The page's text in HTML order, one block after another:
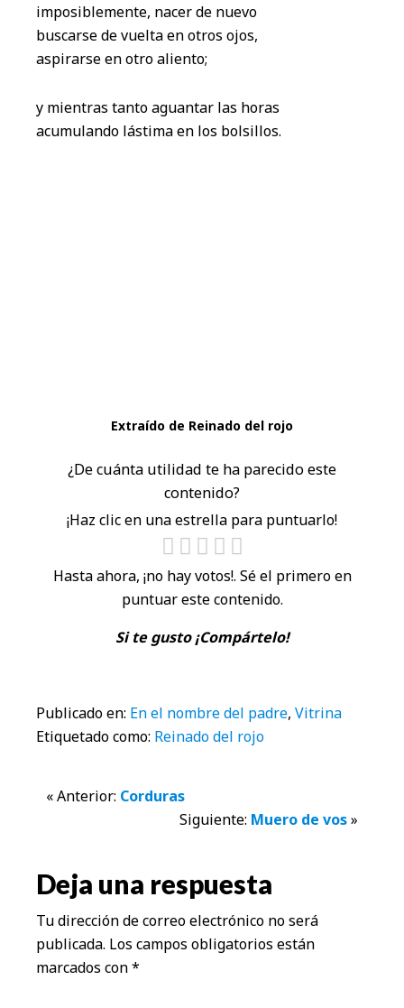
imposiblemente, nacer de nuevo
buscarse de vuelta en otros ojos,
aspirarse en otro aliento;
y mientras tanto aguantar las horas
acumulando lástima en los bolsillos.
Extraído de Reinado del rojo
¿De cuánta utilidad te ha parecido este
contenido?
¡Haz clic en una estrella para puntuarlo!
Hasta ahora, ¡no hay votos!. Sé el primero en
puntuar este contenido.
Si te gusto ¡Compártelo!
Publicado en: En el nombre del padre, Vitrina
Etiquetado como: Reinado del rojo
Interacciones
los
lectores
« Anterior: Corduras
Siguiente: Muero de vos»
Deja una respuesta
Tu dirección de correo electrónico no será
publicada. Los campos obligatorios están
marcados con*